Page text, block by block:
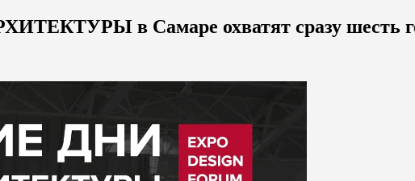
в Самаре охватят сразу шесть